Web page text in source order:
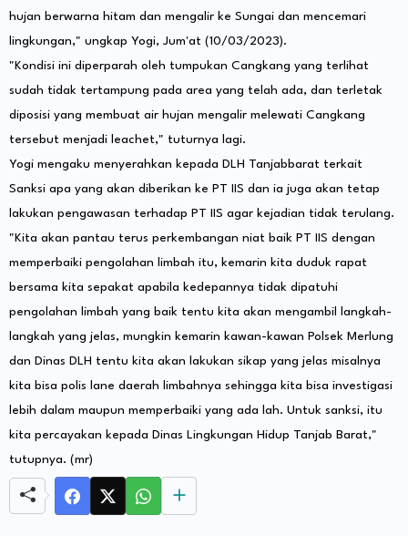
hujan berwarna hitam dan mengalir ke Sungai dan mencemari
lingkungan," ungkap Yogi, Jum'at (10/03/2023).
"Kondisi ini diperparah oleh tumpukan Cangkang yang terlihat
sudah tidak tertampung pada area yang telah ada, dan terletak
diposisi yang membuat air hujan mengalir melewati Cangkang
tersebut menjadi leachet," tuturnya lagi.
Yogi mengaku menyerahkan kepada DLH Tanjabbarat terkait
Sanksi apa yang akan diberikan ke PT IIS dan ia juga akan tetap
lakukan pengawasan terhadap PT IIS agar kejadian tidak terulang.
"Kita akan pantau terus perkembangan niat baik PT IIS dengan
memperbaiki pengolahan limbah itu, kemarin kita duduk rapat
bersama kita sepakat apabila kedepannya tidak dipatuhi
pengolahan limbah yang baik tentu kita akan mengambil langkah-
langkah yang jelas, mungkin kemarin kawan-kawan Polsek Merlung
dan Dinas DLH tentu kita akan lakukan sikap yang jelas misalnya
kita bisa polis lane daerah limbahnya sehingga kita bisa investigasi
lebih dalam maupun memperbaiki yang ada lah. Untuk sanksi, itu
kita percayakan kepada Dinas Lingkungan Hidup Tanjab Barat,"
tutupnya. (mr)